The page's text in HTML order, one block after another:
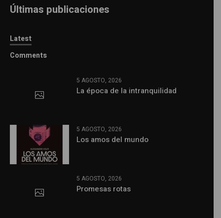
Últimas publicaciones
Latest
Comments
5 AGOSTO, 2026
La época de la intranquilidad
5 AGOSTO, 2026
Los amos del mundo
5 AGOSTO, 2026
Promesas rotas